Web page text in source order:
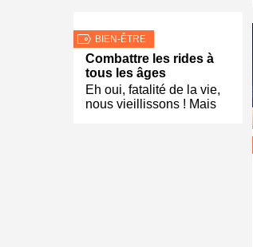
BIEN-ÊTRE
Combattre les rides à
tous les âges
Eh oui, fatalité de la vie,
nous vieillissons ! Mais